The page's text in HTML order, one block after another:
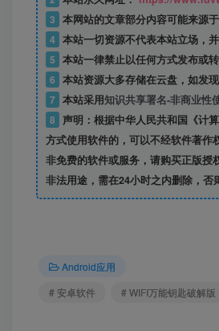
3 本网站的文章部分内容可能来源
4 本站一切资源不代表本站立场，
5 本站一律禁止以任何方式发布或
6 本站资源大多存储在云盘，如发
7 本站采用知识共享署名-非商业性
8 声明：根据中华人民共和国《计
方式使用软件的，可以不经软件著作
非免费的软件或服务，请购买正版授
非法用途，需在24小时之内删除，否
Android应用
# 安卓软件
# WIFI万能钥匙破解版